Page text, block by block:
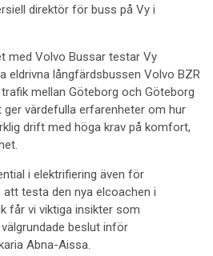
direktör för buss på Vy i
med Volvo Bussar testar Vy
eldrivna långfärdsbussen Volvo BZR
mellan Göteborg och Göteborg
värdefulla erfarenheter om hur
drift med höga krav på komfort,
i elektrifiering även för
att testa den nya elcoachen i
får vi viktiga insikter som
beslut inför
Abna-Aissa.